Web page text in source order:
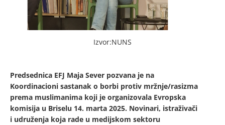
Izvor:NUNS
Predsednica EFJ Maja Sever pozvana je na
Koordinacioni sastanak o borbi protiv mržnje/rasizma
prema muslimanima koji je organizovala Evropska
komisija u Briselu 14. marta 2025. Novinari, istraživači
i udruženja koja rade u medijskom sektoru